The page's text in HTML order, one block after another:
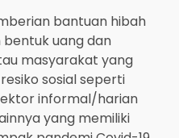
bantuan hibah
uang dan
masyarakat yang
sosial seperti
informal/harian
yang memiliki